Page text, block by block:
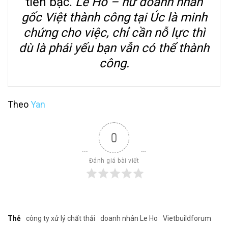
gốc Việt thành công tại Úc là minh
chứng cho việc, chỉ cần nỗ lực thì
dù là phái yếu bạn vẫn có thể thành
công.
TheoYan
0
Đánh giá bài viết
Thẻ công ty xử lý chất thải doanh nhân Le Ho Vietbuildforum